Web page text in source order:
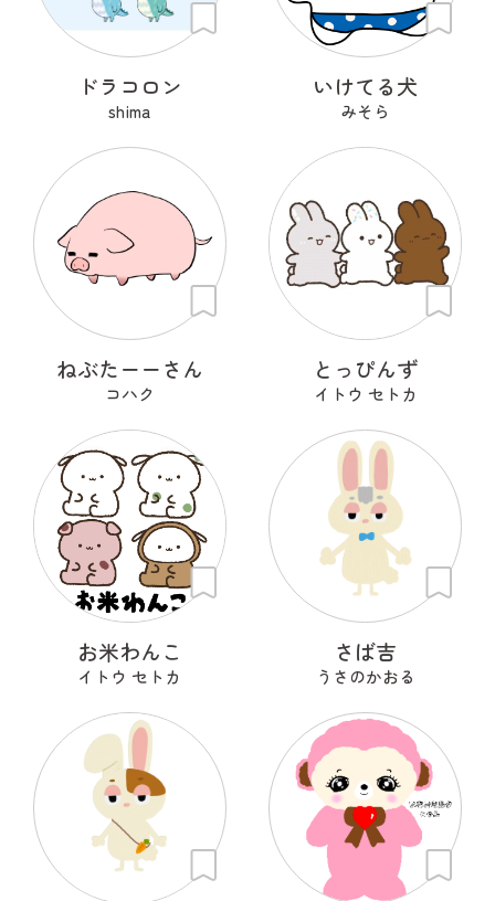
ドラコロン
shima
いけてる犬
みそら
ねぶたーーさん
コハク
とっぴんず
イトウ セトカ
お米わんこ
イトウ セトカ
さば吉
うさのかおる